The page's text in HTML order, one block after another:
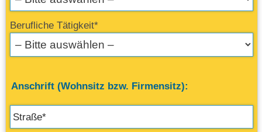
Berufliche Tätigkeit*
Anschrift (Wohnsitz bzw. Firmensitz):